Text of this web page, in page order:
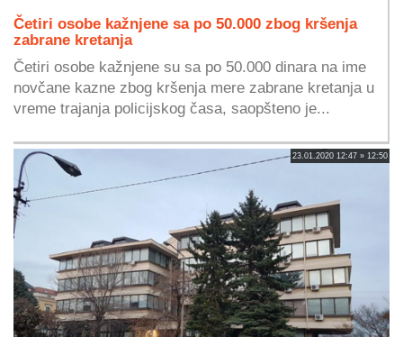
Četiri osobe kažnjene sa po 50.000 zbog kršenja
zabrane kretanja
Četiri osobe kažnjene su sa po 50.000 dinara na ime
novčane kazne zbog kršenja mere zabrane kretanja u
vreme trajanja policijskog časa, saopšteno je...
23.01.2020 12:47 » 12:50